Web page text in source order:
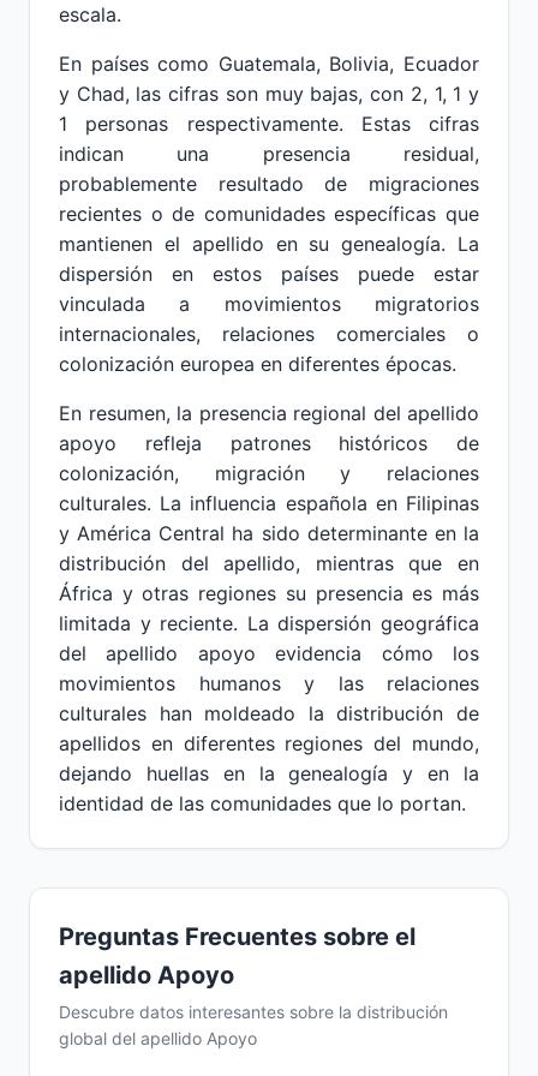
escala.
En países como Guatemala, Bolivia, Ecuador
y Chad, las cifras son muy bajas, con 2, 1, 1 y
1 personas respectivamente. Estas cifras
indican una presencia residual,
probablemente resultado de migraciones
recientes o de comunidades específicas que
mantienen el apellido en su genealogía. La
dispersión en estos países puede estar
vinculada a movimientos migratorios
internacionales, relaciones comerciales o
colonización europea en diferentes épocas.
En resumen, la presencia regional del apellido
apoyo refleja patrones históricos de
colonización, migración y relaciones
culturales. La influencia española en Filipinas
y América Central ha sido determinante en la
distribución del apellido, mientras que en
África y otras regiones su presencia es más
limitada y reciente. La dispersión geográfica
del apellido apoyo evidencia cómo los
movimientos humanos y las relaciones
culturales han moldeado la distribución de
apellidos en diferentes regiones del mundo,
dejando huellas en la genealogía y en la
identidad de las comunidades que lo portan.
Preguntas Frecuentes sobre el
apellido Apoyo
Descubre datos interesantes sobre la distribución
global del apellido Apoyo